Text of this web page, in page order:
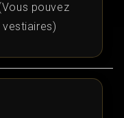
pouvez